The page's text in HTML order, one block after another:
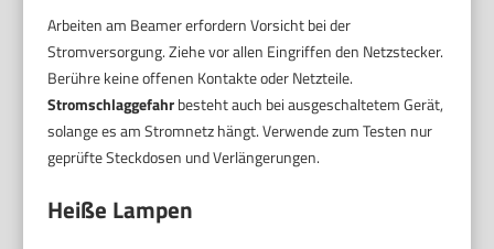
Arbeiten am Beamer erfordern Vorsicht bei der
Stromversorgung. Ziehe vor allen Eingriffen den Netzstecker.
Berühre keine offenen Kontakte oder Netzteile.
Stromschlaggefahrbesteht auch bei ausgeschaltetem Gerät,
solange es am Stromnetz hängt. Verwende zum Testen nur
geprüfte Steckdosen und Verlängerungen.
Heiße Lampen